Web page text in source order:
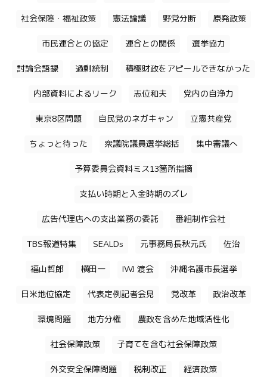
社会保障・福祉政策 憲法論議 野党分断 原発政策
市民連合との協定 連合との関係 選挙協力
討論会語録 過剰統制 積極財政をアピールできなかった
内部資料によるリーク 志位和夫 党内の自浄力
東京8区問題 自民党のネガキャン 立憲共産党
ちょっと待った 衆議院議員選挙総括 集中審議へ
予算委員会資料ミス13箇所指摘
支払い時期と入金時期のズレ
広告代理店への支出業務の委託 番組制作会社
TBS報道特集 SEALDs 元事務局長秋元氏 佐治
福山哲郎 横田一 IWJ 渡会 沖縄名護市長選挙
日米地位協定 代表定例記者会見 党改革 政治改革
環境問題 地方分権 農政を含めた地域活性化
社会保障政策 子育てを含む社会保障政策
外交安全保障問題 税制改正 経済政策